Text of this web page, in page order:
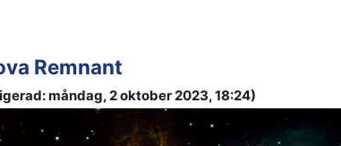
Remnant
måndag, 2 oktober 2023, 18:24)